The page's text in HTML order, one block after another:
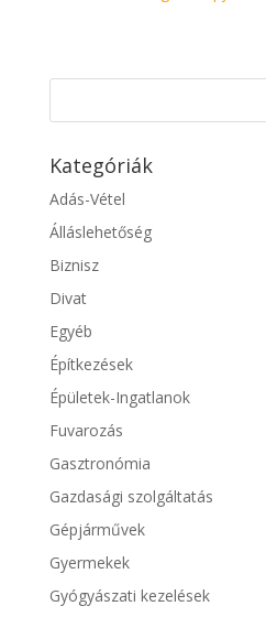
Kategóriák
Adás-Vétel
Álláslehetőség
Biznisz
Divat
Egyéb
Építkezések
Épületek-Ingatlanok
Fuvarozás
Gasztronómia
Gazdasági szolgáltatás
Gépjárművek
Gyermekek
Gyógyászati kezelések